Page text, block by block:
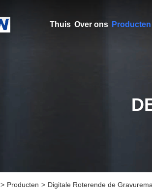
Thuis Over ons Producten
> Producten > Digitale Roterende de